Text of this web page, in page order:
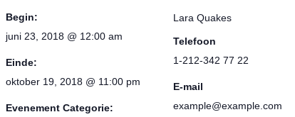
Begin:
juni 23, 2018 @ 12:00 am
Einde:
oktober 19, 2018 @ 11:00 pm
Evenement Categorie:
Lara Quakes
Telefoon
1-212-342 77 22
E-mail
example@example.com